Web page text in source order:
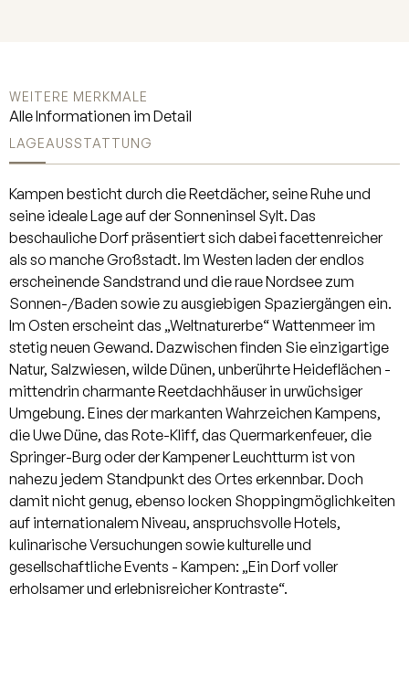
harmonisch zur Küche hin. Von hier
aus haben Sie direkten Zugang zur
nach Süden und Westen
Dachgeschoss beherbergt zwei
großzügige Schlafzimmer, jeweils mit
angrenzendem Duschbad. Im östlich
gelegenen Schlafzimmer ergänzt
eine separate Ankleide mit
maßgefertigten Einbauschränken
den hohen Wohnkomfort. Im
Untergeschoss erwartet Sie ein
großzügiger Wellnessbereich mit
Sauna, Wannenbad und separater
Dusche. Ergänzt wird diese Ebene
durch den Heizungsraum, einen
Hauswirtschaftsraum sowie zwei
weitere Räume, die sich flexibel und
individuell nutzen lassen.
WEITERE MERKMALE
Alle Informationen im Detail
LAGEAUSSTATTUNG
Kampen besticht durch die Reetdächer, seine Ruhe und
seine ideale Lage auf der Sonneninsel Sylt. Das
beschauliche Dorf präsentiert sich dabei facettenreicher
als so manche Großstadt. Im Westen laden der endlos
erscheinende Sandstrand und die raue Nordsee zum
Sonnen-/Baden sowie zu ausgiebigen Spaziergängen ein.
Im Osten erscheint das „Weltnaturerbe“ Wattenmeer im
stetig neuen Gewand. Dazwischen finden Sie einzigartige
Natur, Salzwiesen, wilde Dünen, unberührte Heideflächen -
mittendrin charmante Reetdachhäuser in urwüchsiger
Umgebung. Eines der markanten Wahrzeichen Kampens,
die Uwe Düne, das Rote-Kliff, das Quermarkenfeuer, die
Springer-Burg oder der Kampener Leuchtturm ist von
nahezu jedem Standpunkt des Ortes erkennbar. Doch
damit nicht genug, ebenso locken Shoppingmöglichkeiten
auf internationalem Niveau, anspruchsvolle Hotels,
kulinarische Versuchungen sowie kulturelle und
gesellschaftliche Events - Kampen: „Ein Dorf voller
erholsamer und erlebnisreicher Kontraste“.